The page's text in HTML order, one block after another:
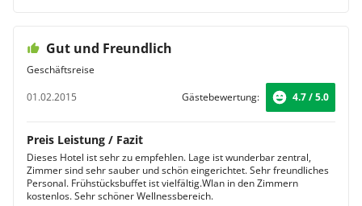
Gut und Freundlich
Geschäftsreise
01.02.2015
Gästebewertung: 4.7 / 5.0
Preis Leistung / Fazit
Dieses Hotel ist sehr zu empfehlen. Lage ist wunderbar zentral,
Zimmer sind sehr sauber und schön eingerichtet. Sehr freundliches
Personal. Frühstücksbuffet ist vielfältig.Wlan in den Zimmern
kostenlos. Sehr schöner Wellnessbereich.